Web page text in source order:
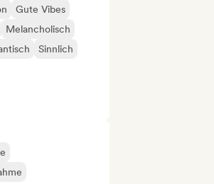
Gute Vibes
Melancholisch
Sinnlich